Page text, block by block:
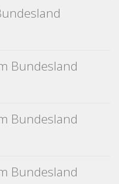
Bundesland
Bundesland
Bundesland